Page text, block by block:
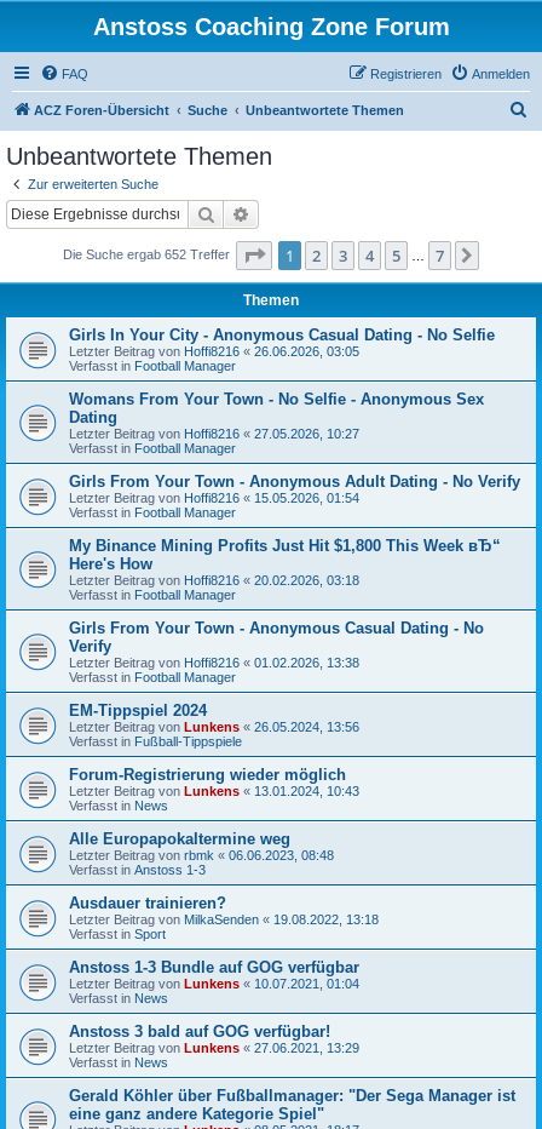
Anstoss Coaching Zone Forum
FAQ Anmelden
Registrieren
ACZ Foren-Übersicht Suche Unbeantwortete Themen
Unbeantwortete Themen
Zur erweiterten Suche
Suche
Die Suche ergab 652 Treffer Seite 1von
1 2 3 4 5 7
Themen
Girls In Your City - Anonymous Casual Dating - No Selfie
Letzter Beitrag von Hoffi8216 « 26.06.2026, 03:05
Verfasst in Football Manager
Womans From Your Town - No Selfie - Anonymous Sex
Dating
Letzter Beitrag von Hoffi8216 « 27.05.2026, 10:27
Verfasst in Football Manager
Girls From Your Town - Anonymous Adult Dating - No Verify
Letzter Beitrag von Hoffi8216 « 15.05.2026, 01:54
Verfasst in Football Manager
My Binance Mining Profits Just Hit $1,800 This Week вЂ“
Here's How
Letzter Beitrag von Hoffi8216 « 20.02.2026, 03:18
Verfasst in Football Manager
Girls From Your Town - Anonymous Casual Dating - No
Verify
Letzter Beitrag von Hoffi8216 « 01.02.2026, 13:38
Verfasst in Football Manager
EM-Tippspiel 2024
Letzter Beitrag von Lunkens « 26.05.2024, 13:56
Verfasst in Fußball-Tippspiele
Forum-Registrierung wieder möglich
Letzter Beitrag von Lunkens « 13.01.2024, 10:43
Verfasst in News
Alle Europapokaltermine weg
Letzter Beitrag von rbmk « 06.06.2023, 08:48
Verfasst in Anstoss 1-3
Ausdauer trainieren?
Letzter Beitrag von MilkaSenden « 19.08.2022, 13:18
Verfasst in Sport
Anstoss 1-3 Bundle auf GOG verfügbar
Letzter Beitrag von Lunkens « 10.07.2021, 01:04
Verfasst in News
Anstoss 3 bald auf GOG verfügbar!
Letzter Beitrag von Lunkens « 27.06.2021, 13:29
Verfasst in News
Gerald Köhler über Fußballmanager: "Der Sega Manager ist
eine ganz andere Kategorie Spiel"